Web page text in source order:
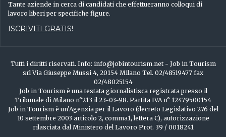
Tante aziende in cerca di candidati che effettueranno colloqui di
lavoro liberi per specifiche figure.
ISCRIVITI GRATIS!
Tutti i diritti riservati. Info: info@jobintourism.net - Job in Tourism
srl Via Giuseppe Mussi 4, 20154 Milano Tel. 02/48519477 fax
02/48025154
Job in Tourism è una testata giornalistisca registrata presso il
Tribunale di Milano n°213 il 23-03-98. Partita IVA n° 12479500154
Job in Tourism è un’Agenzia per il Lavoro (decreto Legislativo 276 del
10 settembre 2003 articolo 2, comma1, lettera C), autorizzazione
rilasciata dal Ministero del Lavoro Prot. 39 / 0018241